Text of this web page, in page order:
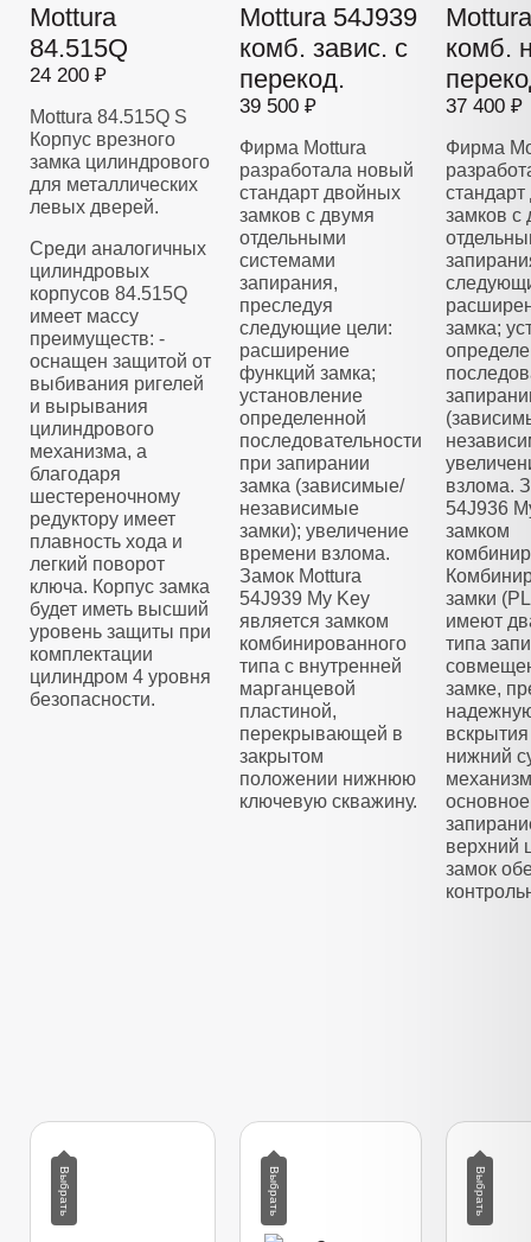
Mottura
84.515Q
24 200 ₽
Mottura 84.515Q S
Корпус врезного
замка цилиндрового
для металлических
левых дверей.
Среди аналогичных
цилиндровых
корпусов 84.515Q
имеет массу
преимуществ: -
оснащен защитой от
выбивания ригелей
и вырывания
цилиндрового
механизма, а
благодаря
шестереночному
редуктору имеет
плавность хода и
легкий поворот
ключа. Корпус замка
будет иметь высший
уровень защиты при
комплектации
цилиндром 4 уровня
безопасности.
Mottura 54J939
комб. завис. с
перекод.
39 500 ₽
Фирма Mottura
разработала новый
стандарт двойных
замков с двумя
отдельными
системами
запирания,
преследуя
следующие цели:
расширение
функций замка;
установление
определенной
последовательности
при запирании
замка (зависимые/
независимые
замки); увеличение
времени взлома.
Замок Mottura
54J939 My Key
является замком
комбинированного
типа с внутренней
марганцевой
пластиной,
перекрывающей в
закрытом
положении нижнюю
ключевую скважину.
комб.
37 400 ₽
Фирма
замков с
замка;
взлома.
54J936
замком
замки
имеют
типа
замке,
нижний
верхний
замок